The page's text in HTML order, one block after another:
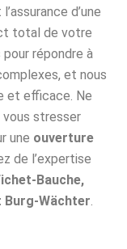
d’une
total de votre
répondre à
et nous
et efficace. Ne
stresser
une ouverture
de l’expertise
Bauche,
Burg-Wächter.